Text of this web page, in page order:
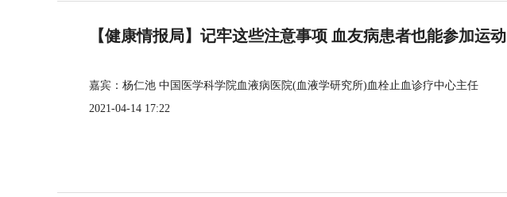
【健康情报局】记牢这些注意事项 血友病患者也能参加运动
嘉宾：杨仁池 中国医学科学院血液病医院(血液学研究所)血栓止血诊疗中心主任
2021-04-14 17:22